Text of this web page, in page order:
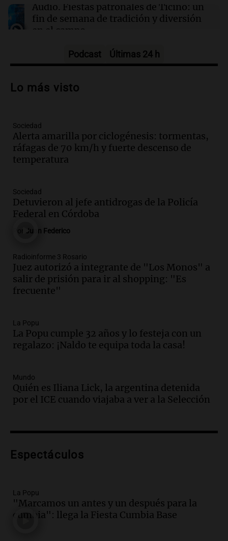
Audio. Fiestas patronales de Ticino: un
fin de semana de tradición y diversión
en el campo
Audio.Preparativos para la feria en La
de apertura
Audio.
lluvias, senadores manifiestan
oposición a ley de tierras
Panorama Federal
Audio.
centro de esquí Penitentes Park tras
siete años de cierre por falta de nieve
Episodios
Audio.Madres en Rosario piden por la
ley Joaquín.
Viva la Radio Rosario
Episodios
de hacienda: “Las tecnologías no
reemplazan el contacto con la gente”
La Argentina, hoy
Audio.
un pozo de 17 metros en Nueva Córdoba
Panorama Federal
Audio.Lanzamiento del Tigo 7 CSH: el
al mercado argentino
Audio.
Mundial de Natación de Invierno con
récords y atletas de 20 países
Podcast Últimas 24 h
Lo más visto
Sociedad
Alerta amarilla por ciclogénesis: tormentas,
ráfagas de 70 km/h y fuerte descenso de
temperatura
Sociedad
Detuvieron al jefe antidrogas de la Policía
Federal en Córdoba
Juan Federico
Radioinforme 3 Rosario
Juez autorizó a integrante de "Los Monos" a
salir de prisión para ir al shopping: "Es
frecuente"
La Popu
La Popu cumple 32 años y lo festeja con un
regalazo: ¡Naldo te equipa toda la casa!
Mundo
Quién es Iliana Lick, la argentina detenida
por el ICE cuando viajaba a ver a la Selección
Espectáculos
La Popu
"Marcamos un antes y un después para la
cumbia": llega la Fiesta Cumbia Base